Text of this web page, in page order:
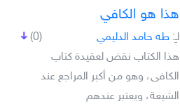
هذا هو الكافي
(0) لـِ: طه حامد الدليمي
هذا الكتاب نقض لعقيدة كتاب
الكافى، وهو من أكبر المراجع عند
الشيعة، ويعتبر عندهم